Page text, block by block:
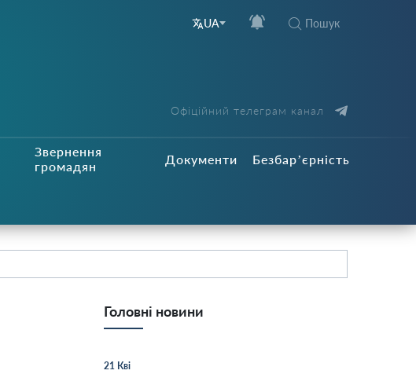
UA Пошук
Офіційний телеграм канал
Звернення
громадян
Документи Безбар’єрність
Головні новини
21 Кві